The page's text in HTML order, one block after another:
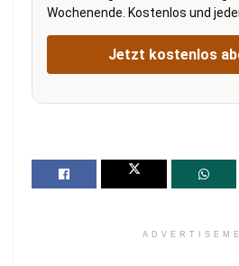
Wochenende. Kostenlos und
Jetzt kostenlos